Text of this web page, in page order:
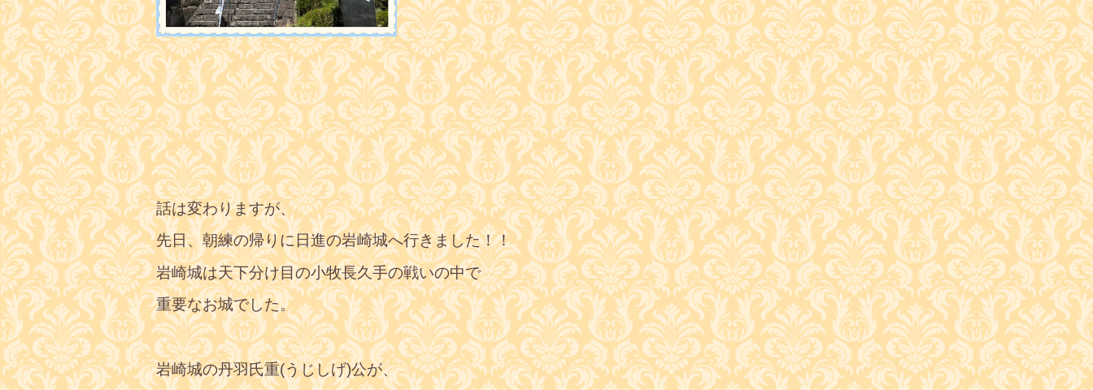
話は変わりますが、
先日、朝練の帰りに日進の岩崎城へ行きました！！
岩崎城は天下分け目の小牧長久手の戦いの中で
重要なお城でした。
岩崎城の丹羽氏重(うじしげ)公が、